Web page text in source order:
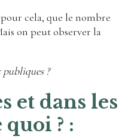
cela, que le nombre
on peut observer la
?
et dans les
? :